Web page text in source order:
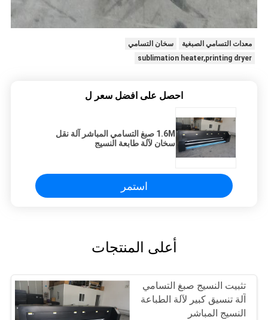
معدات التسامي الصبغية
سخان التسامي
sublimation heater,printing dryer
احصل على افضل سعر ل
1.6M صبغ التسامي المباشر آلة نقل
سخان لآلة طابعة النسيج
استمر
أعلى المنتجات
تثبيت النسيج صبغ التسامي
آلة تنسيق كبير لآلة الطباعة
النسيج المباشر